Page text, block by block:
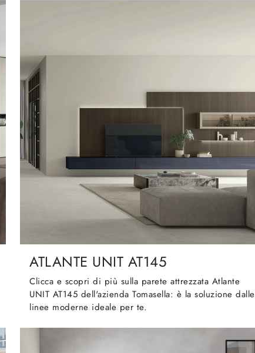
ATLANTE UNIT AT145
Clicca e scopri di più sulla parete attrezzata Atlante
UNIT AT145 dell'azienda Tomasella: è la soluzione dalle
linee moderne ideale per te.